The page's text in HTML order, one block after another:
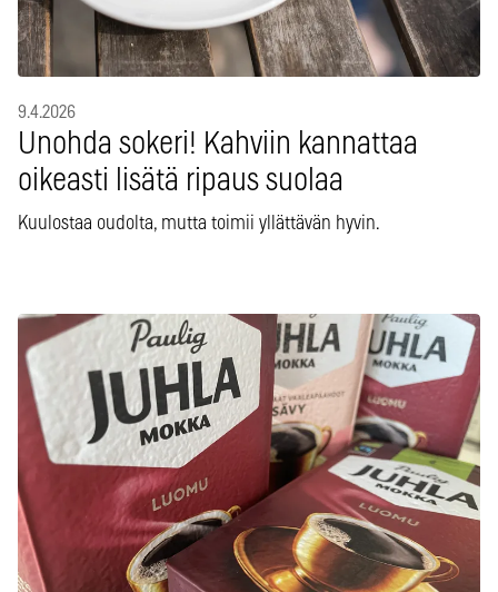
9.4.2026
Unohda sokeri! Kahviin kannattaa
oikeasti lisätä ripaus suolaa
Kuulostaa oudolta, mutta toimii yllättävän hyvin.